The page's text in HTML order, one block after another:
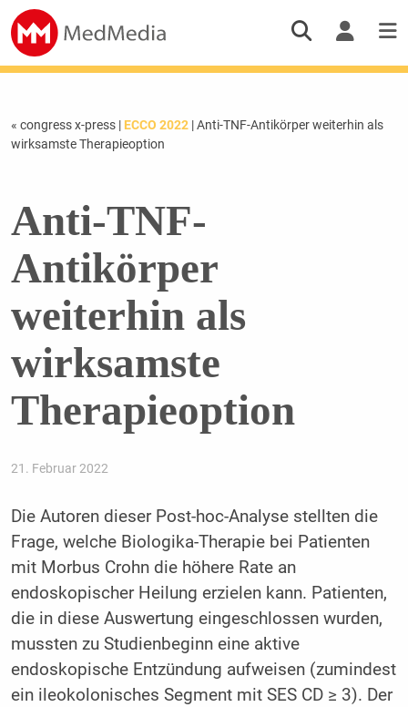
« congress x-press | ECCO 2022| Anti-TNF-Antikörper weiterhin als
wirksamste Therapieoption
Anti-TNF-
Antikörper
weiterhin als
wirksamste
Therapieoption
21. Februar 2022
Die Autoren dieser Post-hoc-Analyse stellten die
Frage, welche Biologika-Therapie bei Patienten
mit Morbus Crohn die höhere Rate an
endoskopischer Heilung erzielen kann. Patienten,
die in diese Auswertung eingeschlossen wurden,
mussten zu Studienbeginn eine aktive
endoskopische Entzündung aufweisen (zumindest
ein ileokolonisches Segment mit SES CD ≥ 3). Der